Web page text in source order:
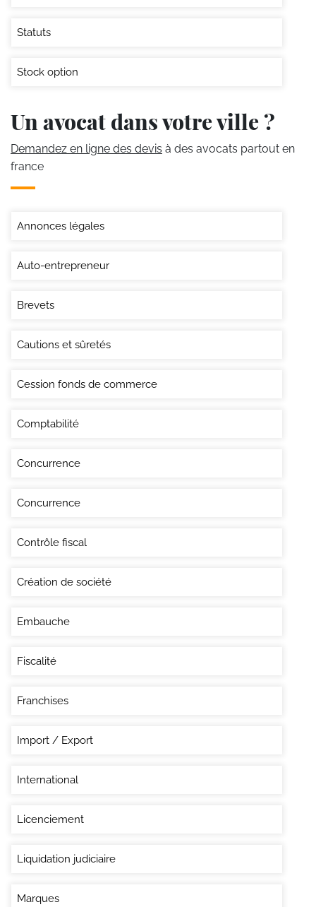
Statuts
Stock option
Un avocat dans votre ville ?
Demandez en ligne des devis à des avocats partout en
france
Annonces légales
Auto-entrepreneur
Brevets
Cautions et sûretés
Cession fonds de commerce
Comptabilité
Concurrence
Concurrence
Contrôle fiscal
Création de société
Embauche
Fiscalité
Franchises
Import / Export
International
Licenciement
Liquidation judiciaire
Marques